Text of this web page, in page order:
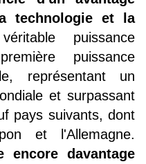
technologie et la
puissance
puissance
représentant un
et surpassant
pays suivants, dont
et l'Allemagne.
encore davantage